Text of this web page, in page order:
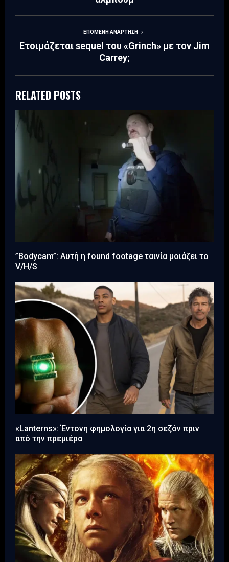
ΕΠΌΜΕΝΗ ΑΝΆΡΤΗΣΗ
Ετοιμάζεται sequel του «Grinch» με τον Jim
Carrey;
RELATED POSTS
”Bodycam”: Αυτή η found footage ταινία μοιάζει το
V/H/S
«Lanterns»: Έντονη φημολογία για 2η σεζόν πριν
από την πρεμιέρα